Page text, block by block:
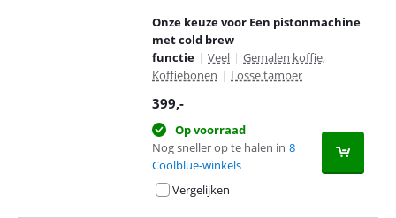
Onze keuze voor Een pistonmachine
met cold brew
functie | Veel | Gemalen koffie,
Koffiebonen | Losse tamper
399,-
Op voorraad
Nog sneller op te halen in 8
Coolblue-winkels
Vergelijken